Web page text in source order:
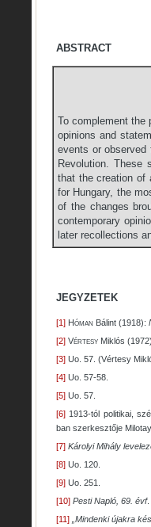
ABSTRACT
To complement the
opinions and
events or observed
Revolution. These
that the creation of
for Hungary, the
of the changes
contemporary
later recollections
JEGYZETEK
[1] Hóman Bálint (1918):
[2] Vértesy Miklós
[3] Uo. 57. (Vértesy
[4] Uo. 57-58.
[5] Uo. 57.
[6] 1913-tól politikai,
ban szerkesztője
[7] Károlyi Mihály
[8] Uo. 120.
[9] Uo. 251.
[10] Pesti Napló, 69. évf.
[11] „Mindenki újakra